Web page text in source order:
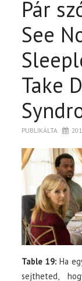
Pár
See
Take
PUBLIKÁLTA
Table 19: Ha
sejtheted,